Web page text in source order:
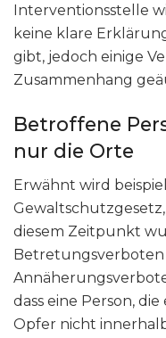
Interventionsstelle
keine klare
gibt, jedoch einige
Zusammenhang
Betroffene
nur die Orte
Erwähnt wird
Gewaltschutzgesetz,
diesem Zeitpunkt
dass eine Person,
Opfer nicht